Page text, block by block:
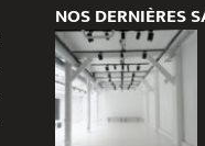
NOS DERNIÈRES